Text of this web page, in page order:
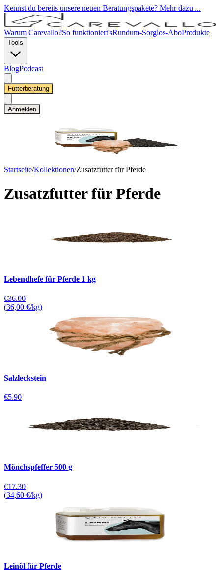
Kennst du bereits unsere neuen Beratungspakete? Mehr dazu ...
Warum Carevallo?So funktioniert'sRundum-Sorglos-AboProdukte
Tools
BlogPodcast
Futterberatung
Anmelden
Startseite/Kollektionen/Zusatzfutter für Pferde
Zusatzfutter für Pferde
Lebendhefe für Pferde 1 kg
€36.00
(36,00 €/kg)
Salzleckstein
€5.90
Mönchspfeffer 500 g
€17.30
(34,60 €/kg)
Leinöl für Pferde